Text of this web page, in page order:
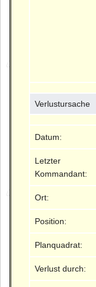
Verlustursache
Datum:
Letzter
Kommandant:
Ort:
Position:
Planquadrat:
Verlust durch: